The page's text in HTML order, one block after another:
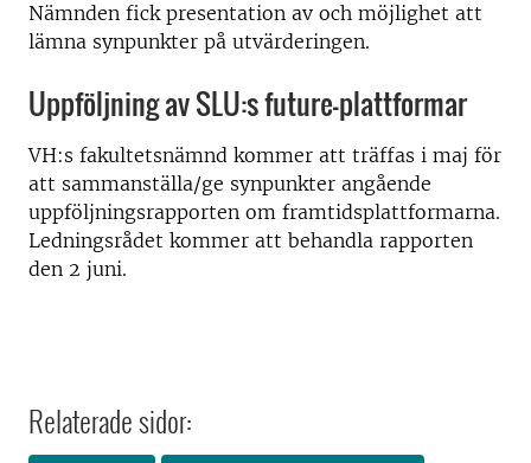
Nämnden fick presentation av och möjlighet att
lämna synpunkter på utvärderingen.
Uppföljning av SLU:s future-plattformar
VH:s fakultetsnämnd kommer att träffas i maj för
att sammanställa/ge synpunkter angående
uppföljningsrapporten om framtidsplattformarna.
Ledningsrådet kommer att behandla rapporten
den 2 juni.
Relaterade sidor: